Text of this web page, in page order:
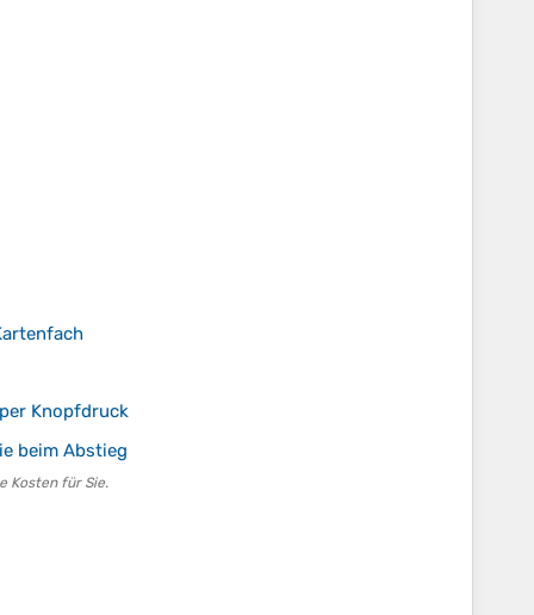
Knopfdruck
beim Abstieg
Kosten für Sie.